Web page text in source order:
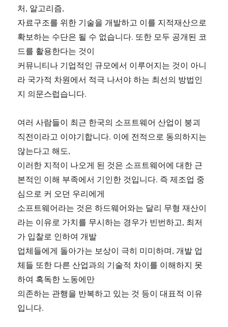
처, 알고리즘,
자료구조를 위한 기술을 개발하고 이를 지적재산으로
확보하는 수단은 될 수 없습니다. 또한 모두 공개된 코
드를 활용한다는 것이
커뮤니티나 기업적인 규모에서 이루어지는 것이 아니
라 국가적 차원에서 적극 나서야 하는 최선의 방법인
지 의문스럽습니다.
여러 사람들이 최근 한국의 소프트웨어 산업이 붕괴
직전이라고 이야기합니다. 이에 전적으로 동의하지는
않는다고 해도,
이러한 지적이 나오게 된 것은 소프트웨어에 대한 근
본적인 이해 부족에서 기인한 것입니다. 즉 제조업 중
심으로 커 오던 우리에게
소프트웨어라는 것은 하드웨어와는 달리 무형 재산이
라는 이유로 가치를 무시하는 경우가 빈번하고, 최저
가 입찰로 인하여 개발
업체들에게 돌아가는 보상이 극히 미미하며, 개발 업
체들 또한 다른 산업과의 기술적 차이를 이해하지 못
하여 혹독한 노동에만
의존하는 관행을 반복하고 있는 것 등이 대표적 이유
입니다.